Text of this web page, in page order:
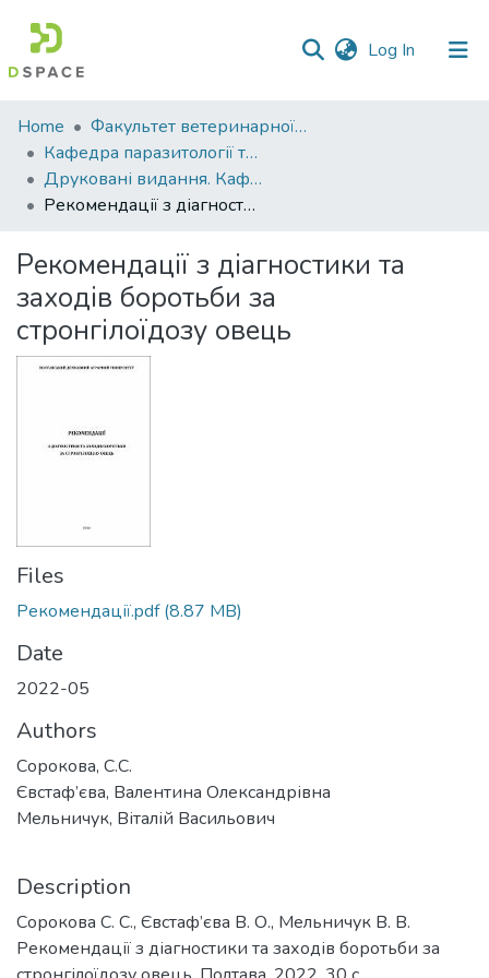
Log In (current)
Communities
&
Collections
All of DSpace
Statistics
Home
Факультет ветеринарної медицини
Кафедра паразитології та ветеринарно-санітарної експертизи
Друковані видання. Кафедра паразитології та ветеринарно-санітарної експертизи
Рекомендації з діагностики та заходів боротьби за стронгілоїдозу овець
Рекомендації з діагностики та
заходів боротьби за
стронгілоїдозу овець
Files
Рекомендації.pdf(8.87 MB)
Date
2022-05
Authors
Сорокова, С.С.
Євстаф’єва, Валентина Олександрівна
Мельничук, Віталій Васильович
Description
Сорокова С. С., Євстаф’єва В. О., Мельничук В. В.
Рекомендації з діагностики та заходів боротьби за